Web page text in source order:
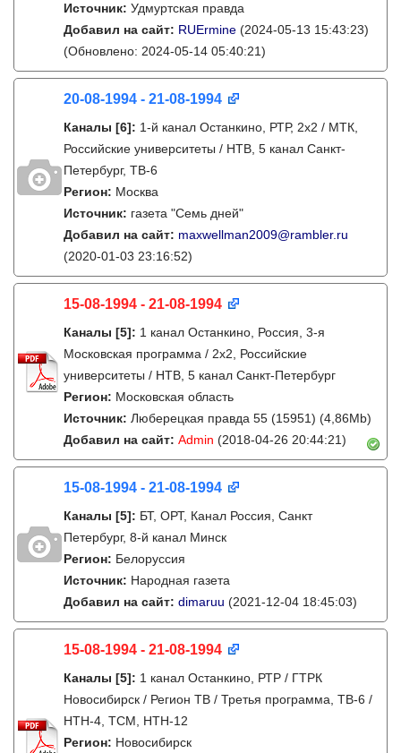
Источник: Удмуртская правда
Добавил на сайт: RUErmine (2024-05-13 15:43:23)
(Обновлено: 2024-05-14 05:40:21)
20-08-1994 - 21-08-1994
Каналы [6]: 1-й канал Останкино, РТР, 2х2 / МТК,
Российские университеты / НТВ, 5 канал Санкт-
Петербург, ТВ-6
Регион: Москва
Источник: газета "Семь дней"
Добавил на сайт: maxwellman2009@rambler.ru
(2020-01-03 23:16:52)
15-08-1994 - 21-08-1994
Каналы [5]: 1 канал Останкино, Россия, 3-я
Московская программа / 2x2, Российские
университеты / НТВ, 5 канал Санкт-Петербург
Регион: Московская область
Источник: Люберецкая правда 55 (15951) (4,86Mb)
Добавил на сайт: Admin (2018-04-26 20:44:21)
15-08-1994 - 21-08-1994
Каналы [5]: БТ, ОРТ, Канал Россия, Санкт
Петербург, 8-й канал Минск
Регион: Белоруссия
Источник: Народная газета
Добавил на сайт: dimaruu (2021-12-04 18:45:03)
15-08-1994 - 21-08-1994
Каналы [5]: 1 канал Останкино, РТР / ГТРК
Новосибирск / Регион ТВ / Третья программа, ТВ-6 /
НТН-4, ТСМ, НТН-12
Регион: Новосибирск